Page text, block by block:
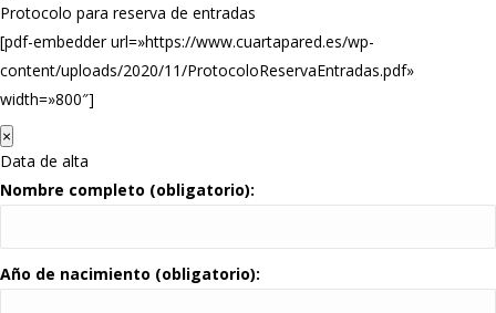
Protocolo para reserva de entradas
[pdf-embedder url=»https://www.cuartapared.es/wp-
content/uploads/2020/11/ProtocoloReservaEntradas.pdf»
width=»800″]
×
Data de alta
Nombre completo (obligatorio):
Año de nacimiento (obligatorio):